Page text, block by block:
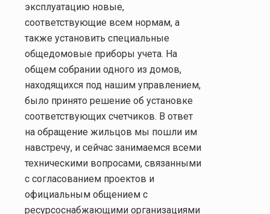
эксплуатацию новые,
соответствующие всем нормам, а
также установить специальные
общедомовые приборы учета. На
общем собрании одного из домов,
находящихся под нашим управлением,
было принято решение об установке
соответствующих счетчиков. В ответ
на обращение жильцов мы пошли им
навстречу, и сейчас занимаемся всеми
техническими вопросами, связанными
с согласованием проектов и
официальным общением с
ресурсоснабжающими организациями